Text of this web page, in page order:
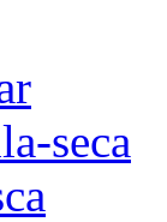
seca